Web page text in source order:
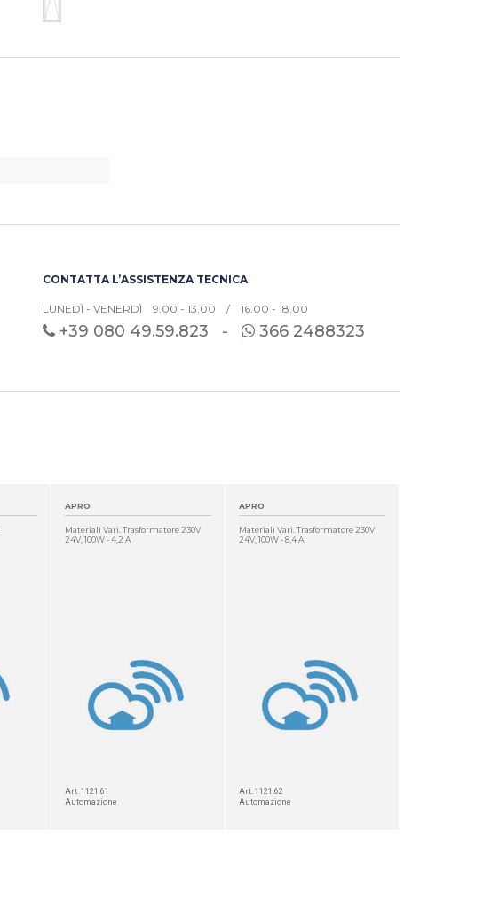
CONTATTA L’ASSISTENZA TECNICA
LUNEDÌ - VENERDÌ 9.00 - 13.00 / 16.00 - 18.00
+39 080 49.59.823 - 366 2488323
APRO
Materiali Vari. Trasformatore 230V
24V, 100W - 4,2 A
Art. 1121.61
Automazione
APRO
Materiali Vari. Trasformatore 230V
24V, 100W - 8,4 A
Art. 1121.62
Automazione